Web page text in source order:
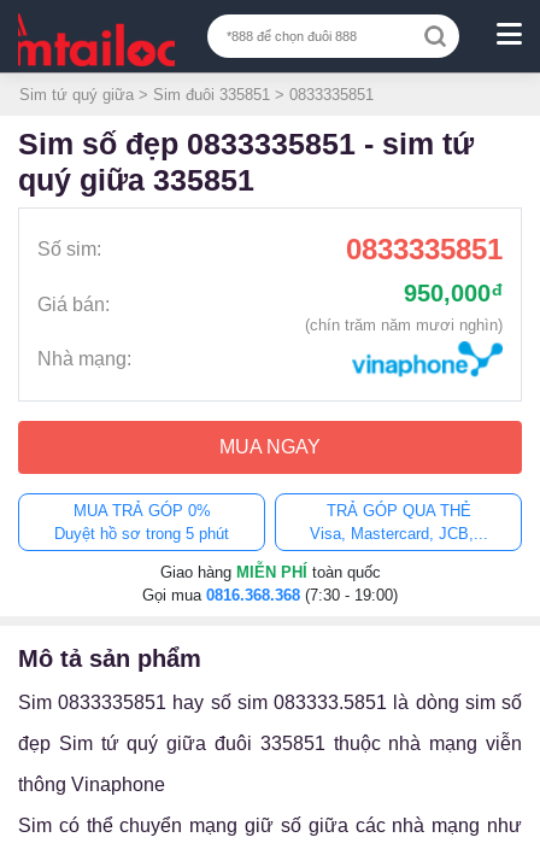
Sim tứ quý giữa > Sim đuôi 335851 > 0833335851
sim số đẹp 0833335851 - sim tứ
quý giữa 335851
Số sim: 0833335851
Giá bán: 950,000đ
(chín trăm năm mươi nghìn)
Nhà mạng:
MUA NGAY
MUA TRẢ GÓP 0%
Duyệt hồ sơ trong 5 phút
TRẢ GÓP QUA THẺ
Visa, Mastercard, JCB,...
Giao hàng MIỄN PHÍ toàn quốc
Gọi mua 0816.368.368 (7:30 - 19:00)
mô tả sản phẩm
Sim 0833335851 hay số sim 083333.5851 là dòng sim số
đẹp Sim tứ quý giữa đuôi 335851 thuộc nhà mạng viễn
thông Vinaphone
Sim có thể chuyển mạng giữ số giữa các nhà mạng như